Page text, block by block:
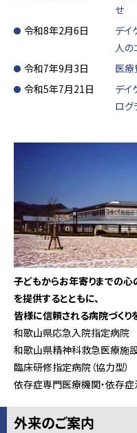
せ
令和8年2月6日
デイ
人の
令和7年9月3日
医療
令和5年7月21日
デイ
ログ
子どもからお年寄りまでの心
を提供するとともに、
皆様に信頼される病院づくり
和歌山県応急入院指定病院
和歌山県精神科救急医療施
臨床研修指定病院（協力型）
依存症専門医療機関・依存
外来のご案内